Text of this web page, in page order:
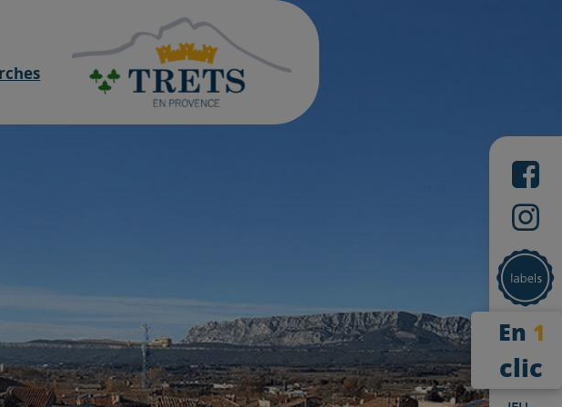
En 1
clic